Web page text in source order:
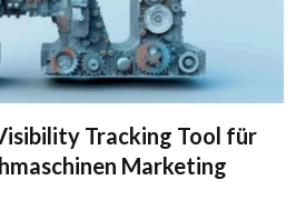
Tracking Tool für
Marketing